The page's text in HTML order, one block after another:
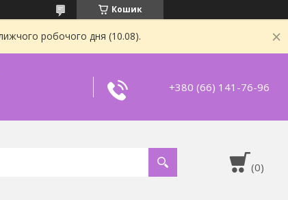
Кошик
робочого дня (10.08).
+380 (66) 141-76-96